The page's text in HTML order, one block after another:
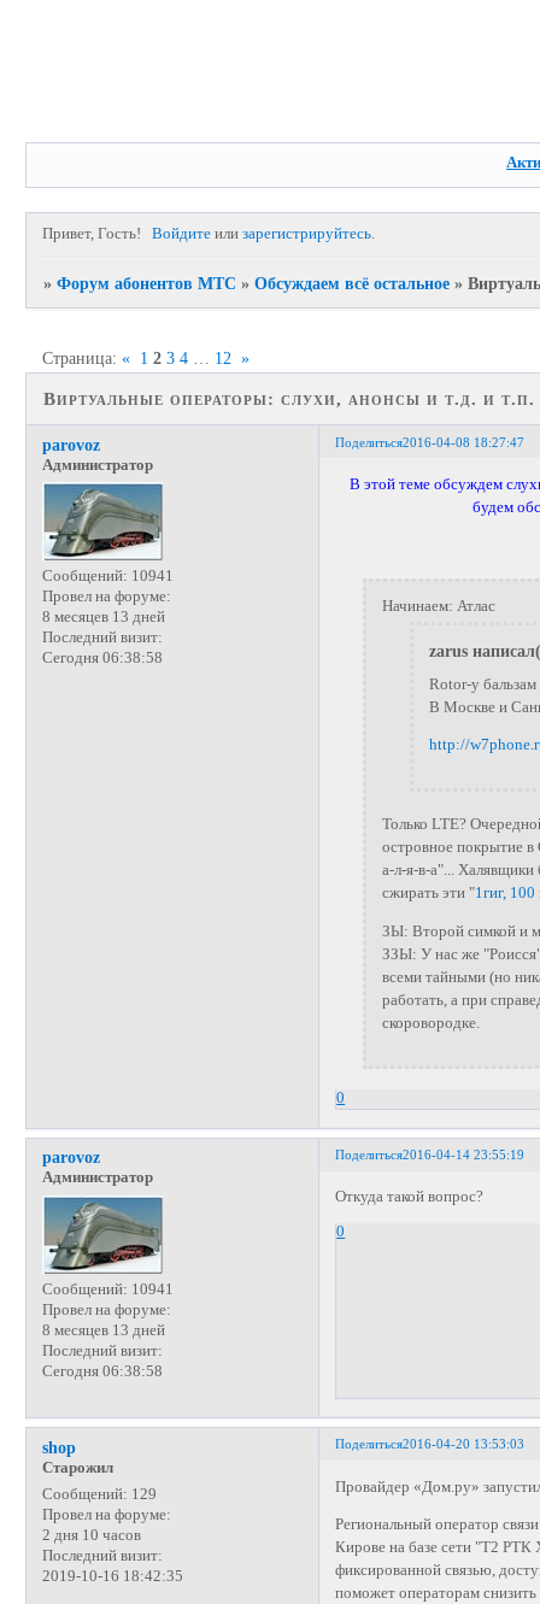
Привет, Гость! Войдите илизарегистрируйтесь.
»Форум абонентов МТС »Обсуждаем всё остальное »
Виртуальные операторы: слухи, анонсы и т.д. и т.п.
Страница:« 1 2 3 4 12 »
Поделиться2016-04-08 18:27:47
parovoz
Администратор
Сообщений: 10941
Провел на форуме:
8 месяцев 13 дней
Последний визит:
Сегодня 06:38:58
В этой теме обсуждем
будем
Начинаем: Атлас
zarus
Rotor-у
В Москве и
http://
Только LTE?
островное покрытие
а-л-я-в-а"... Халявщики
сжирать эти "1гиг,
ЗЫ: Второй симкой и
ЗЗЫ: У нас же
всеми тайными (но
работать, а при
скоровородке.
0
Поделиться2016-04-14 23:55:19
parovoz
Администратор
Сообщений: 10941
Провел на форуме:
8 месяцев 13 дней
Последний визит:
Сегодня 06:38:58
Откуда такой вопрос?
0
Поделиться2016-04-20 13:53:03
shop
Старожил
Сообщений: 129
Провел на форуме:
2 дня 10 часов
Последний визит:
2019-10-16 18:42:35
Провайдер «Дом.ру»
Региональный оператор
Кирове на базе сети "Т2 РТК
фиксированной связью,
поможет операторам